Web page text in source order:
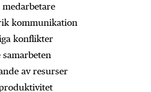
medarbetare
kommunikation
konflikter
av resurser